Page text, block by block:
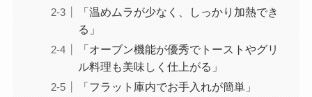
「温めムラが少なく、しっかり加熱でき
る」
「オーブン機能が優秀でトーストやグリ
ル料理も美味しく仕上がる」
「フラット庫内でお手入れが簡単」